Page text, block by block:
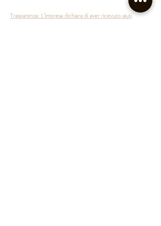
Trasparenza: L’impresa dichiara di aver ricevuto aiuti